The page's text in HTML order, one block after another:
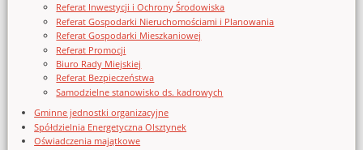
Referat Inwestycji i Ochrony Środowiska
Referat Gospodarki Nieruchomościami i Planowania
Referat Gospodarki Mieszkaniowej
Referat Promocji
Biuro Rady Miejskiej
Referat Bezpieczeństwa
Samodzielne stanowisko ds. kadrowych
Gminne jednostki organizacyjne
Spółdzielnia Energetyczna Olsztynek
Oświadczenia majątkowe